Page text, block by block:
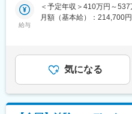
アイロムグループの企業と
伝子技術）分野、SMO事業
・被験者のスケジュール管理
・症例報告書の作成支援など
■国内最大手の治験サポー
SMO」として第一選択肢に
給与
＜予定年収＞410万円～
月額（基本給）：214,700
CRC手当・休日連絡対応
給：年1回（10月）※業績
合あり（10月）■時間外・
賃金はあくまでも目安の金
性があります。月給(月額)
気になる